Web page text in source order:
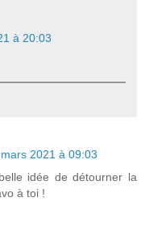
à 20:03
2021 à 09:03
idée de détourner la
à toi !